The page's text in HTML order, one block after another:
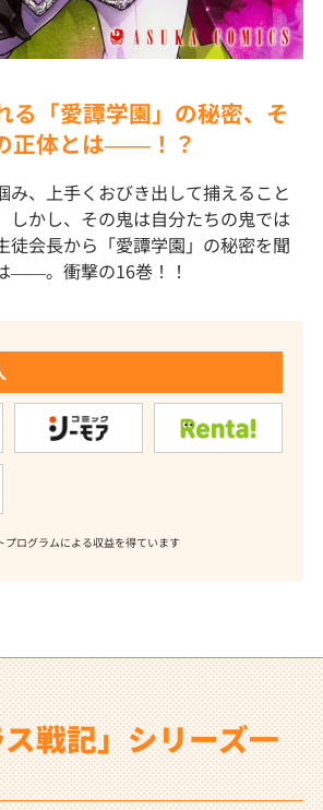
る「愛譚学園」の秘密、そ
正体とは――！？
み、上手くおびき出して捕えること
しかし、その鬼は自分たちの鬼では
会長から「愛譚学園」の秘密を聞
――。衝撃の16巻！！
ログラムによる収益を得ています
ス戦記」シリーズ一